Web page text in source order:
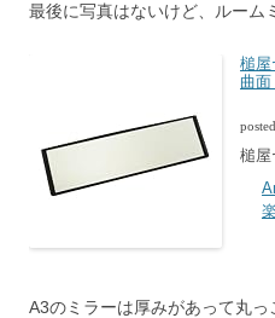
最後に写真はないけど、ルーム
槌屋
曲面
槌屋
A3のミラーは厚みがあって丸